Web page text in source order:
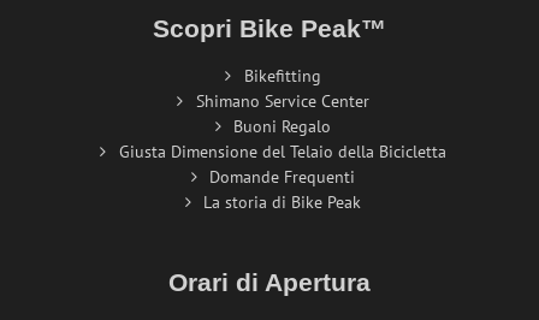
Scopri Bike Peak™
Bikefitting
Shimano Service Center
Buoni Regalo
Giusta Dimensione del Telaio della Bicicletta
Domande Frequenti
La storia di Bike Peak
Orari di Apertura